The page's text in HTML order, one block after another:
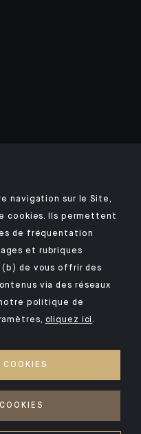
navigation sur le Site,
cookies. Ils permettent
de fréquentation
et rubriques
de vous offrir des
via des réseaux
notre politique de
cliquez ici.
COOKIES